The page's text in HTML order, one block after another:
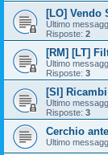
[LO] Vendo
Ultimo
Risposte: 2
[RM] [LT]
Ultimo
Risposte: 3
[SI]
Ultimo
Risposte: 3
Cerchio
Ultimo